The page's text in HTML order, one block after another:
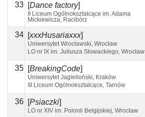
33 [Dance factory]
II Liceum Ogólnokształcące im. Adama
Mickiewicza, Racibórz
34 [xxxHusariaxxx]
Uniwersytet Wrocławski, Wrocław
LO nr IX im. Juliusza Słowackiego, Wrocław
35 [BreakingCode]
Uniwersytet Jagielloński, Kraków
III Liceum Ogólnokształcące, Tarnów
36 [Psiaczki]
LO nr XIV im. Polonii Belgijskiej, Wrocław